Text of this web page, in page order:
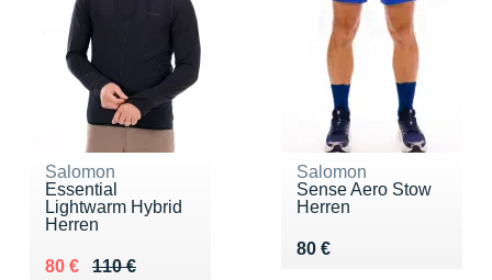
Salomon
Essential
Lightwarm Hybrid
Herren
110 €
Au lieu de 110 €
80 €
Vendu 80 €
Salomon
Sense Aero Stow
Herren
80 €
Vendu 80 €